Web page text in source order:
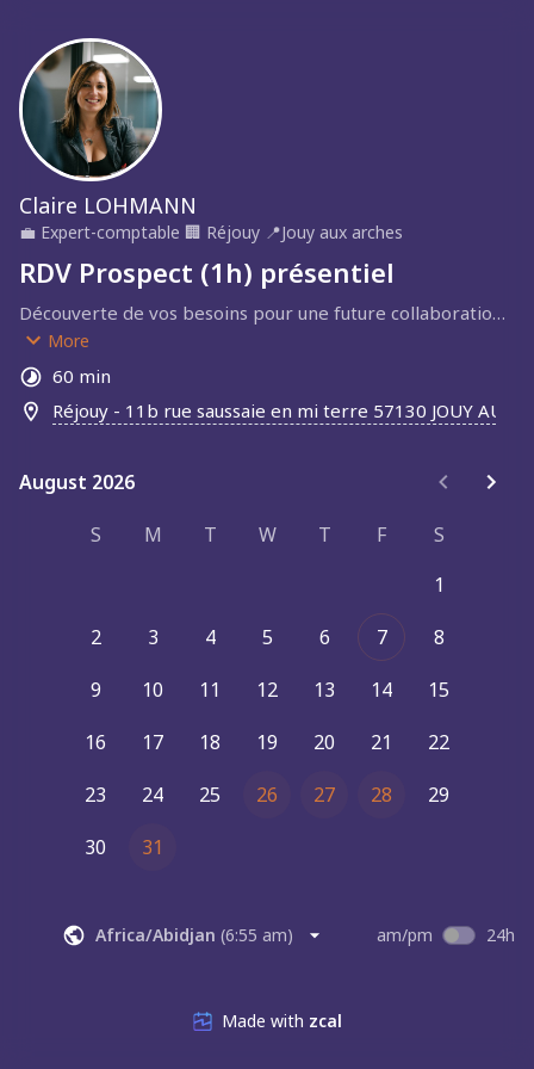
Claire LOHMANN
💼 Expert-comptable 🏢 Réjouy 📍Jouy aux arches
RDV Prospect (1h) présentiel
Découverte de vos besoins pour une future collaboration
au cabinet
More
60 min
Réjouy - 11b rue saussaie en mi terre 57130 JOUY AUX
August 2026
August 2026
S
M T W T F
S
1
2
3 4 5 6 7
8
9
10 11 12 13 14
15
16
17 18 19 20 21
22
23
24 25 26 27 28
29
30
31
Africa/Abidjan (6:55 am) am/pm 24h
Made with zcal